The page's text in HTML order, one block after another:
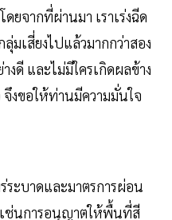
ยจากที่ผ่านมา เราเร่งฉีด
มเสี่ยงไปแล้วมากกว่าสอง
ดี และไม่มีใครเกิดผลข้าง
จึงขอให้ท่านมีความมั่นใจ
ระบาดและมาตรการผ่อน
ช่นการอนุญาตให้พื้นที่สี